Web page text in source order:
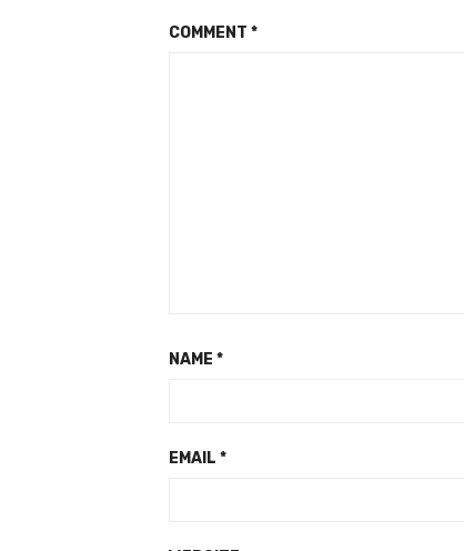
COMMENT *
NAME *
EMAIL *